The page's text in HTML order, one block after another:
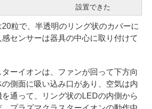
設置できた
粒で、半透明のリング状のカバーに
センサーは器具の中心に取り付けて
ーイオンは、ファンが回って下方向
側面に吸い込み口があり、空気は内
通って、リング状のLEDの内側から